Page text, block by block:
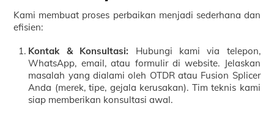
Kami membuat proses perbaikan menjadi sederhana dan
efisien:
Kontak & Konsultasi: Hubungi kami via telepon,
WhatsApp, email, atau formulir di website. Jelaskan
masalah yang dialami oleh OTDR atau Fusion Splicer
Anda (merek, tipe, gejala kerusakan). Tim teknis kami
siap memberikan konsultasi awal.